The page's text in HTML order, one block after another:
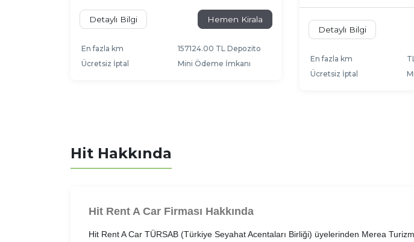
Detaylı Bilgi Hemen Kirala
En fazla km
157124.00 TL Depozito
Ücretsiz İptal
Mini Ödeme İmkanı
Detaylı Bilgi
En fazla km
Ücretsiz İptal
Hit Hakkında
Hit Rent A Car Firması Hakkında
Hit Rent A Car TÜRSAB (Türkiye Seyahat Acentaları Birliği) üyelerinden Merea